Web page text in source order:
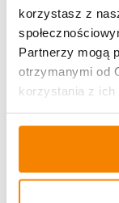
korzystasz z
Partnerzy mogą
otrzymanymi od
korzystania z ich
U Ciebie zwykle za
Darmowa